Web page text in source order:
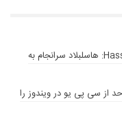
بررسی Hasselblad X2D II 100C: هاسلبلاد سرانجام به
از سی پی یو در ویندوز را